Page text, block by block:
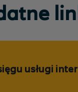
usługi